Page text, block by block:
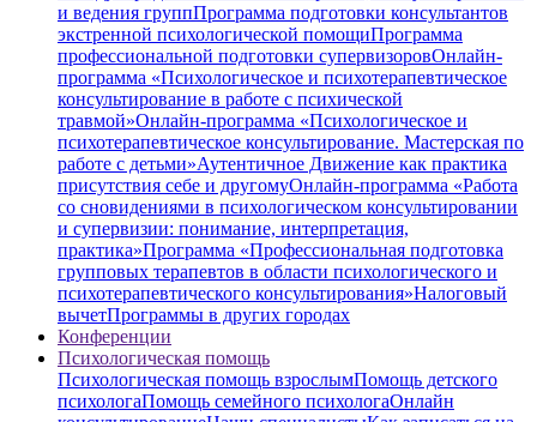
и ведения группПрограмма подготовки консультантов
экстренной психологической помощиПрограмма
профессиональной подготовки супервизоровОнлайн-
программа «Психологическое и психотерапевтическое
консультирование в работе с психической
травмой»Онлайн-программа «Психологическое и
психотерапевтическое консультирование. Мастерская по
работе с детьми»Аутентичное Движение как практика
присутствия себе и другомуОнлайн-программа «Работа
со сновидениями в психологическом консультировании
и супервизии: понимание, интерпретация,
практика»Программа «Профессиональная подготовка
групповых терапевтов в области психологического и
психотерапевтического консультирования»Налоговый
вычетПрограммы в других городах
Конференции
Психологическая помощь
Психологическая помощь взрослымПомощь детского
психологаПомощь семейного психологаОнлайн